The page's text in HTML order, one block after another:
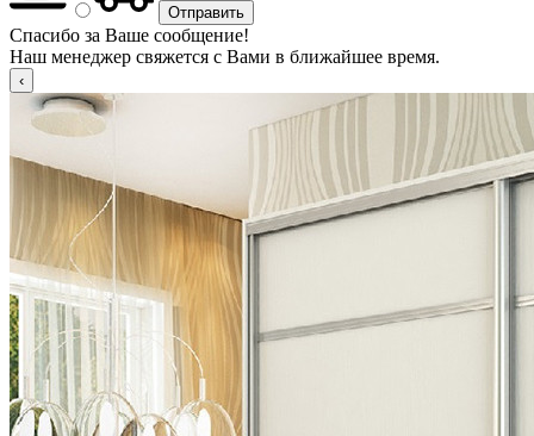
Спасибо за Ваше сообщение!
Наш менеджер свяжется с Вами в ближайшее время.